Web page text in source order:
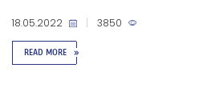
READ MORE »
18.05.2022 3850